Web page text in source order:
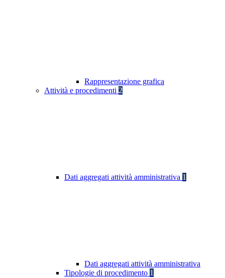
Rappresentazione grafica
Attività e procedimenti 2
Dati aggregati attività amministrativa 1
Dati aggregati attività amministrativa
Tipologie di procedimento 1